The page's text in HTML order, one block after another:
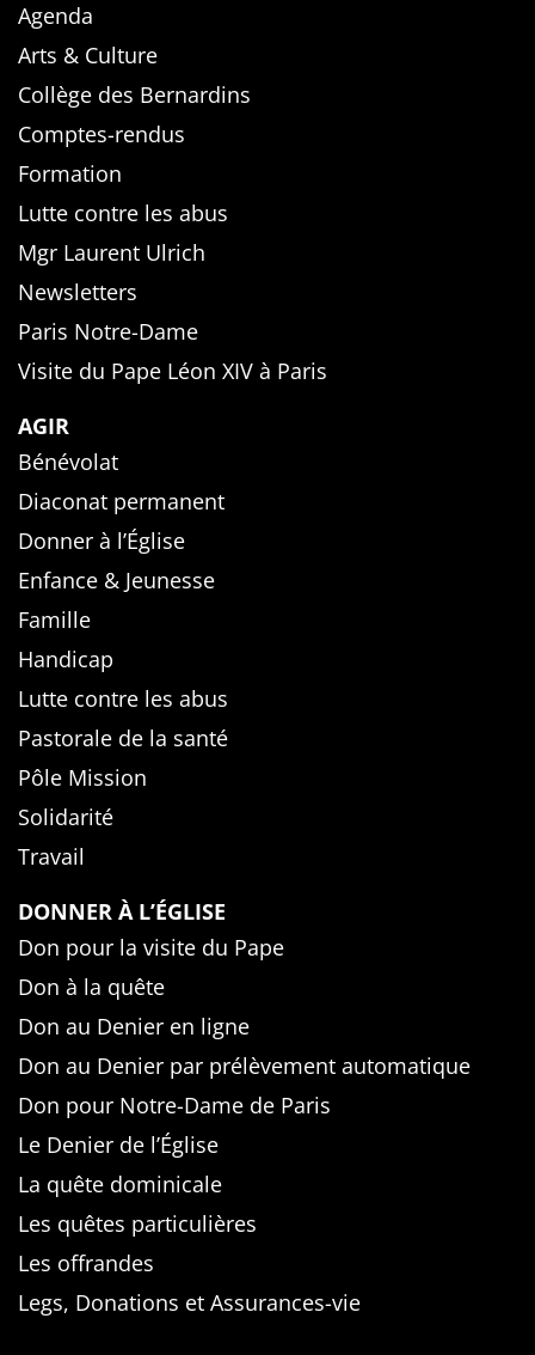
Agenda
Arts & Culture
Collège des Bernardins
Comptes-rendus
Formation
Lutte contre les abus
Mgr Laurent Ulrich
Newsletters
Paris Notre-Dame
Visite du Pape Léon XIV à Paris
AGIR
Bénévolat
Diaconat permanent
Donner à l’Église
Enfance & Jeunesse
Famille
Handicap
Lutte contre les abus
Pastorale de la santé
Pôle Mission
Solidarité
Travail
DONNER À L’ÉGLISE
Don pour la visite du Pape
Don à la quête
Don au Denier en ligne
Don au Denier par prélèvement automatique
Don pour Notre-Dame de Paris
Le Denier de l’Église
La quête dominicale
Les quêtes particulières
Les offrandes
Legs, Donations et Assurances-vie